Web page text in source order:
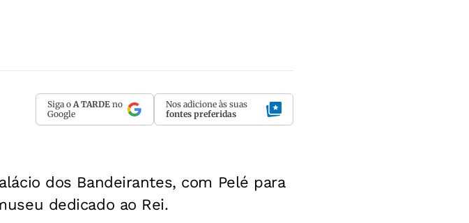
Siga o A TARDE no
Google
Nos adicione às suas
fontes preferidas
dos Bandeirantes, com Pelé para
dedicado ao Rei.